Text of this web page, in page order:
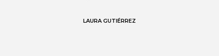
LAURA GUTIÉRREZ